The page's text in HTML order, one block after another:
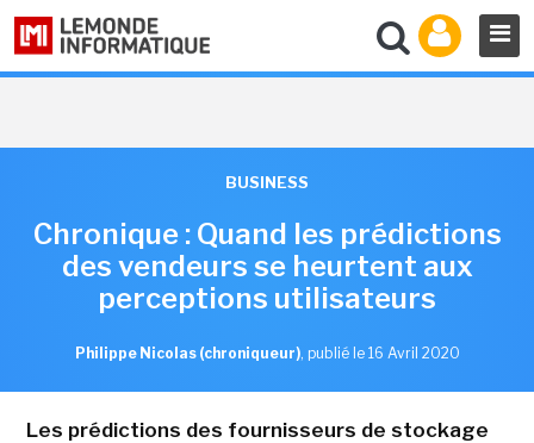
BUSINESS
Chronique : Quand les prédictions
des vendeurs se heurtent aux
perceptions utilisateurs
Philippe Nicolas (chroniqueur), publié le 16 Avril 2020
Les prédictions des fournisseurs de stockage